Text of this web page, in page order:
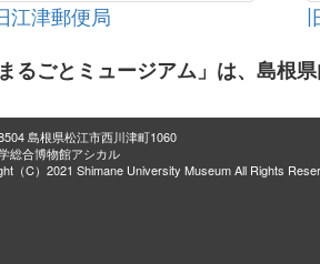
江津郵便局
まるごとミュージアム」は、島根
島根県松江市西川津町1060
総合博物館アシカル
（C）2021 Shimane University Museum All Rights